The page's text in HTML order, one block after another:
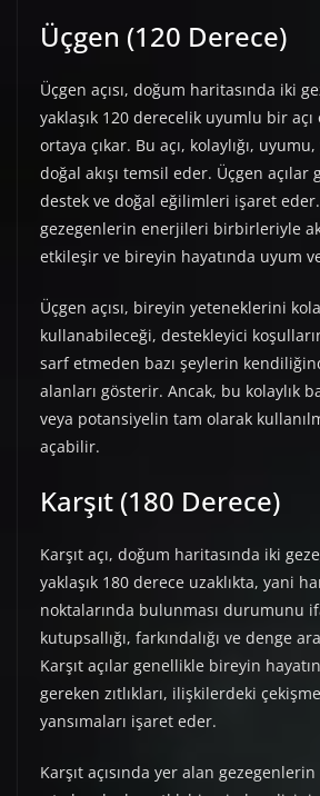
Üçgen (120 Derece)
Üçgen açısı, doğum haritasında iki
yaklaşık 120 derecelik uyumlu bir
ortaya çıkar. Bu açı, kolaylığı,
doğal akışı temsil eder. Üçgen açılar
destek ve doğal eğilimleri işaret
gezegenlerin enerjileri birbirleriyle
etkileşir ve bireyin hayatında uyum
Üçgen açısı, bireyin yeteneklerini
kullanabileceği, destekleyici
sarf etmeden bazı şeylerin
alanları gösterir. Ancak, bu kolaylık
veya potansiyelin tam olarak
açabilir.
Karşıt (180 Derece)
Karşıt açı, doğum haritasında iki
yaklaşık 180 derece uzaklıkta, yani
noktalarında bulunması durumunu
kutupsallığı, farkındalığı ve denge
Karşıt açılar genellikle bireyin
gereken zıtlıkları, ilişkilerdeki
yansımaları işaret eder.
Karşıt açısında yer alan